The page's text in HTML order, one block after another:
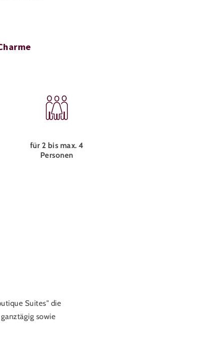
für 2 bis max. 4
Personen
Suites" die
sowie